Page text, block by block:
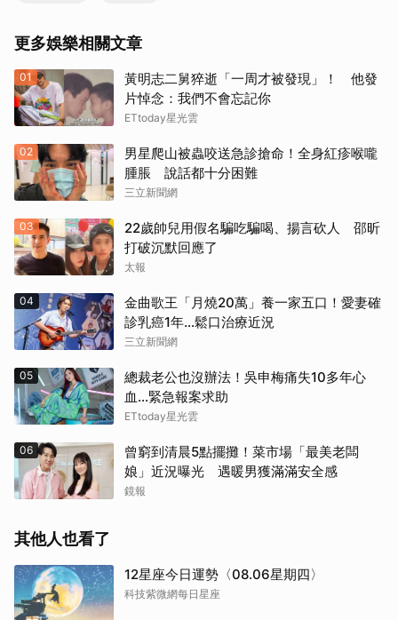
更多娛樂相關文章
01
黃明志二舅猝逝「一周才被發現」！ 他發
片悼念：我們不會忘記你
ETtoday星光雲
02
男星爬山被蟲咬送急診搶命！全身紅疹喉嚨
腫脹 說話都十分困難
三立新聞網
03
22歲帥兒用假名騙吃騙喝、揚言砍人 邵昕
打破沉默回應了
太報
04
金曲歌王「月燒20萬」養一家五口！愛妻確
診乳癌1年…鬆口治療近況
三立新聞網
05
總裁老公也沒辦法！吳申梅痛失10多年心
血...緊急報案求助
ETtoday星光雲
06
曾窮到清晨5點擺攤！菜市場「最美老闆
娘」近況曝光 遇暖男獲滿滿安全感
鏡報
其他人也看了
12星座今日運勢〈08.06星期四〉
科技紫微網每日星座